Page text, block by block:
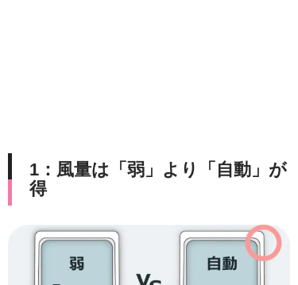
1：風量は「弱」より「自動」が
得